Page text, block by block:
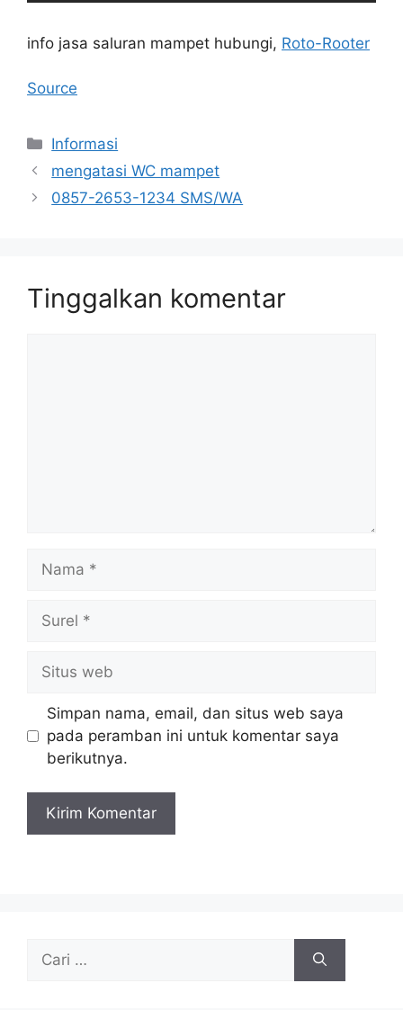
info jasa saluran mampet hubungi, Roto-Rooter
Source
Kategori
Informasi
mengatasi WC mampet
0857-2653-1234 SMS/WA
Tinggalkan komentar
web
Simpan nama, email, dan situs web saya
pada peramban ini untuk komentar saya
berikutnya.
untuk: